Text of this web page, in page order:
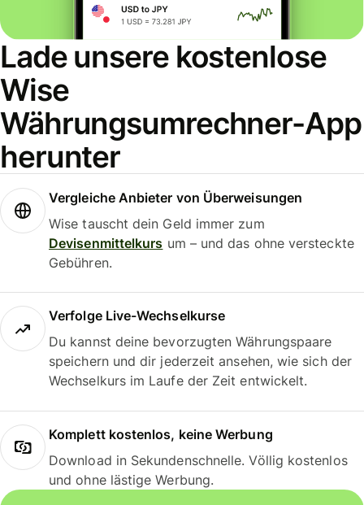
Lade unsere kostenlose
Wise
Währungsumrechner-App
herunter
Vergleiche Anbieter von Überweisungen
Wise tauscht dein Geld immer zum
Devisenmittelkurs um – und das ohne versteckte
Gebühren.
Verfolge Live-Wechselkurse
Du kannst deine bevorzugten Währungspaare
speichern und dir jederzeit ansehen, wie sich der
Wechselkurs im Laufe der Zeit entwickelt.
Komplett kostenlos, keine Werbung
Download in Sekundenschnelle. Völlig kostenlos
und ohne lästige Werbung.